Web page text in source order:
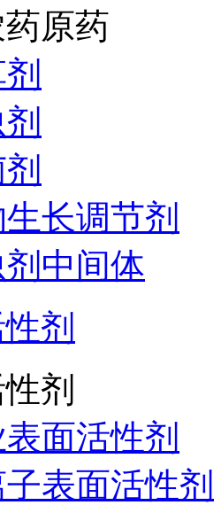
原药
长调节剂
中间体
剂
剂
面活性剂
表面活性剂